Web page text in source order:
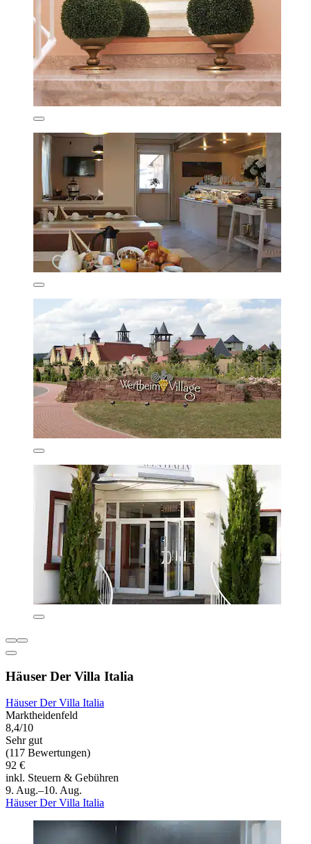
Häuser Der Villa Italia
Häuser Der Villa Italia
Marktheidenfeld
8,4/10
Sehr gut
(117 Bewertungen)
92 €
inkl. Steuern & Gebühren
9. Aug.–10. Aug.
Häuser Der Villa Italia